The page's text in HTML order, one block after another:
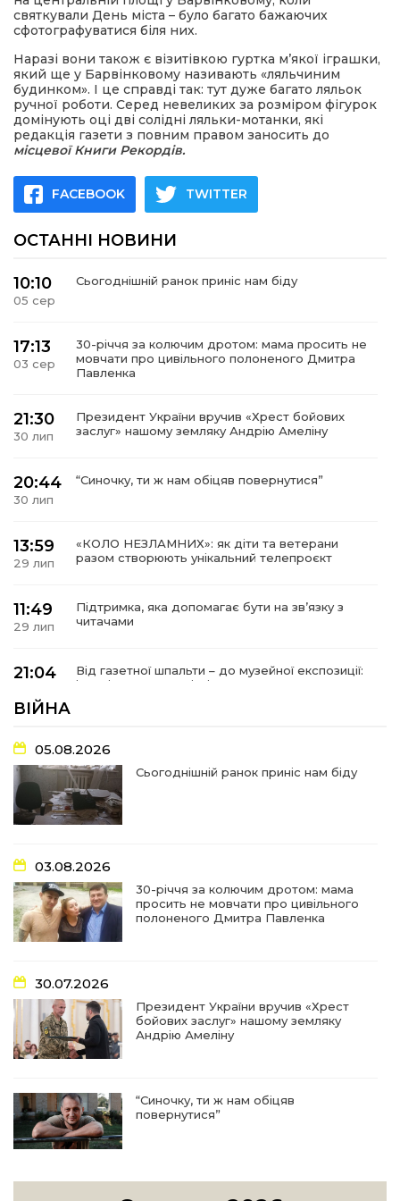
святкували День міста – було багато бажаючих
сфотографуватися біля них.
Наразі вони також є візитівкою гуртка м’якої іграшки,
який ще у Барвінковому називають «ляльчиним
будинком». І це справді так: тут дуже багато ляльок
ручної роботи. Серед невеликих за розміром фігурок
домінують оці дві солідні ляльки-мотанки, які
редакція газети з повним правом заносить до
місцевої Книги Рекордів.
FACEBOOK TWITTER
ОСТАННІ НОВИНИ
10:10
05 сер
Сьогоднішній ранок приніс нам біду
17:13
03 сер
30-річчя за колючим дротом: мама просить не
мовчати про цивільного полоненого Дмитра
Павленка
21:30
30 лип
Президент України вручив «Хрест бойових
заслуг» нашому земляку Андрію Амеліну
20:44
30 лип
“Синочку, ти ж нам обіцяв повернутися”
13:59
29 лип
«КОЛО НЕЗЛАМНИХ»: як діти та ветерани
разом створюють унікальний телепроєкт
11:49
29 лип
Підтримка, яка допомагає бути на зв’язку з
читачами
21:04
Від газетної шпальти – до музейної експозиції:
історії Героїв Барвінківщини стали частиною
17:18
27 лип
У Барвінківській громаді вшанували людей
найгуманнішої професії
16:29
22 лип
Медики Барвінківської громади
вдосконалюють професійні навички
15:09
22 лип
У Пригожому з дітьми та їх батьками
працювали фахівці благодійного фонду
07:17
“Мені й досі сниться син”: чотири роки світлої
11:06
20 лип
За дві доби — серія ворожих ударів по
Барвінківській громаді
14:38
У Барвінковому сталася пожежа у житловій
13:52
10 лип
Посмертні нагороди Героям: у Барвінковому
вшанували полеглих Захисників України
ВІЙНА
05.08.2026
Сьогоднішній ранок приніс нам біду
03.08.2026
30-річчя за колючим дротом: мама
просить не мовчати про цивільного
полоненого Дмитра Павленка
30.07.2026
Президент України вручив «Хрест
бойових заслуг» нашому земляку
Андрію Амеліну
“Синочку, ти ж нам обіцяв
повернутися”